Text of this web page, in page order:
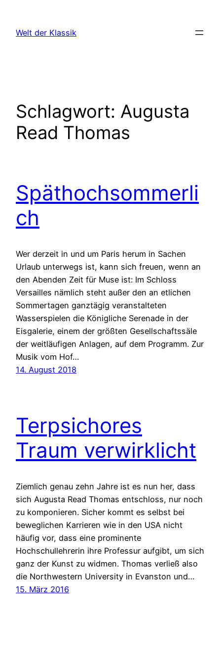
springen
Welt der Klassik
Schlagwort: Augusta
Read Thomas
Späthochsommerli
ch
Wer derzeit in und um Paris herum in Sachen
Urlaub unterwegs ist, kann sich freuen, wenn an
den Abenden Zeit für Muse ist: Im Schloss
Versailles nämlich steht außer den an etlichen
Sommertagen ganztägig veranstalteten
Wasserspielen die Königliche Serenade in der
Eisgalerie, einem der größten Gesellschaftssäle
der weitläufigen Anlagen, auf dem Programm. Zur
Musik vom Hof…
14. August 2018
Terpsichores
Traum verwirklicht
Ziemlich genau zehn Jahre ist es nun her, dass
sich Augusta Read Thomas entschloss, nur noch
zu komponieren. Sicher kommt es selbst bei
beweglichen Karrieren wie in den USA nicht
häufig vor, dass eine prominente
Hochschullehrerin ihre Professur aufgibt, um sich
ganz der Kunst zu widmen. Thomas verließ also
die Northwestern University in Evanston und…
15. März 2016